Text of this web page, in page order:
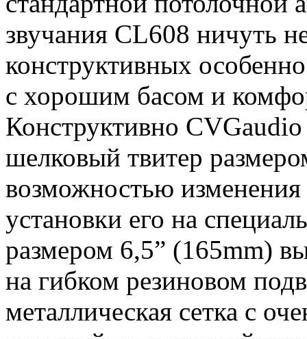
звучания CL608 ничуть
конструктивных
с хорошим басом и
Конструктивно
шелковый твитер
возможностью изменения
установки его на
размером 6,5” (165mm)
на гибком резиновом
металлическая сетка с